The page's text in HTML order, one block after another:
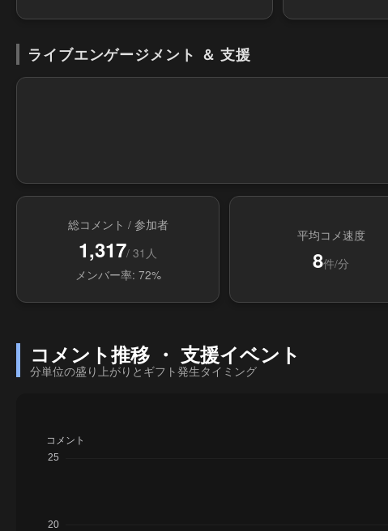
ライブエンゲージメント ＆ 支援
総コメント / 参加者
1,317/ 31人
メンバー率: 72%
平均コメ速度
8件/分
コメント推移 ・ 支援イベント
分単位の盛り上がりとギフト発生タイミング